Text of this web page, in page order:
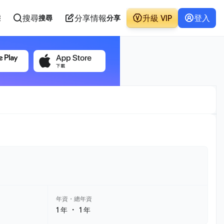
搜尋搜尋 分享情報分享 升級 VIP 登入
年資・總年資
1 年 ・1 年